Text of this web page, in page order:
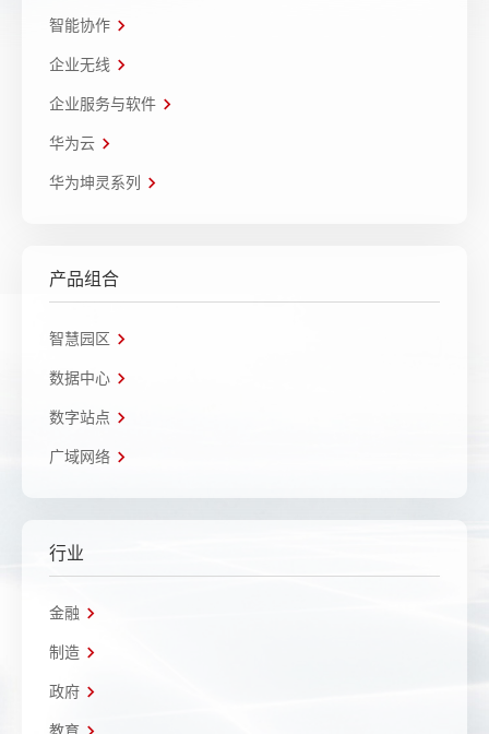
智能协作
企业无线
企业服务与软件
华为云
华为坤灵系列
产品组合
智慧园区
数据中心
数字站点
广域网络
行业
金融
制造
政府